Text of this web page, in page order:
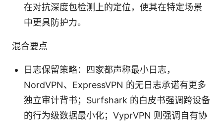
在对抗深度包检测上的定位，使其在特定场景
中更具防护力。
混合要点
日志保留策略：四家都声称最小日志，
NordVPN、ExpressVPN 的无日志承诺有更多
独立审计背书；Surfshark 的白皮书强调跨设备
的行为级数据最小化；VyprVPN 则强调自有协